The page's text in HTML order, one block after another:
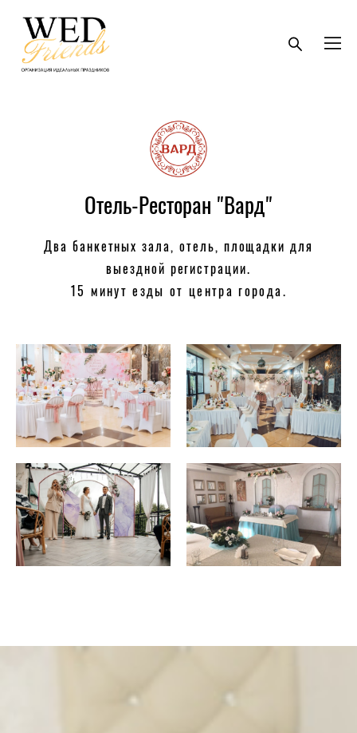
Отель-Ресторан "Вард"
Два банкетных зала, отель, площадки для
выездной регистрации.
15 минут езды от центра города.